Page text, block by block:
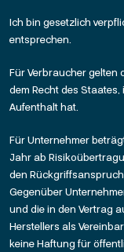
Ich bin gesetzlich
entsprechen.
Für Verbraucher gelten
dem Recht des
Aufenthalt hat.
Für Unternehmer
Jahr ab
den
Gegenüber
und die in den Vertrag
Herstellers als
keine Haftung für